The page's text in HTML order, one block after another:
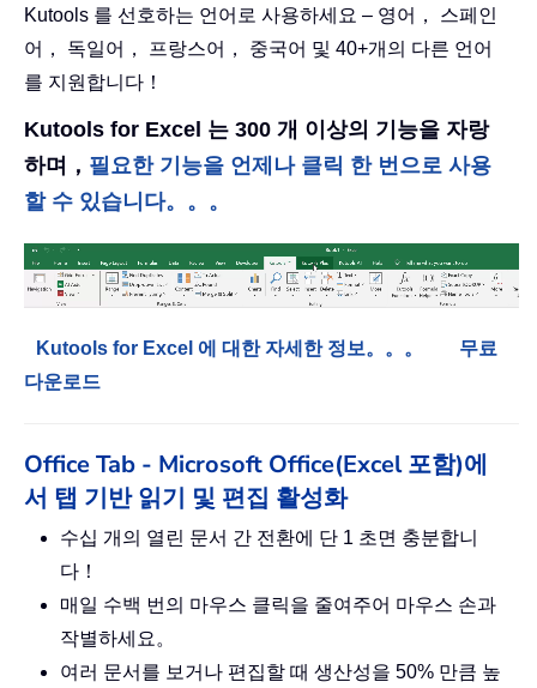
Kutools 를 선호하는 언어로 사용하세요 – 영어， 스페인
어， 독일어， 프랑스어， 중국어 및 40+개의 다른 언어
를 지원합니다！
Kutools for Excel 는 300 개 이상의 기능을 자랑
하며， 필요한 기능을 언제나 클릭 한 번으로 사용
할 수 있습니다。。。
Kutools for Excel 에 대한 자세한 정보。。。
무료
다운로드
Office Tab - Microsoft Office(Excel 포함)에
서 탭 기반 읽기 및 편집 활성화
수십 개의 열린 문서 간 전환에 단 1 초면 충분합니
다！
매일 수백 번의 마우스 클릭을 줄여주어 마우스 손과
작별하세요。
여러 문서를 보거나 편집할 때 생산성을 50% 만큼 높